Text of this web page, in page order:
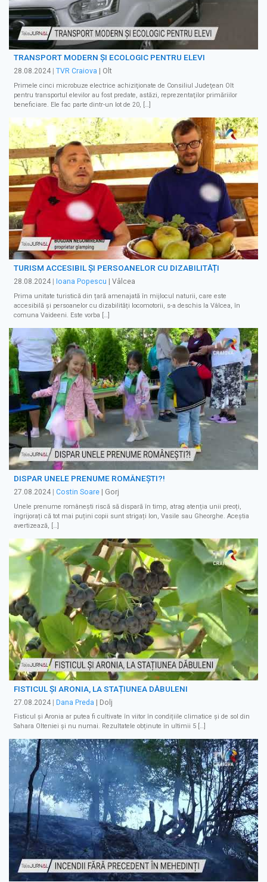
TRANSPORT MODERN ȘI ECOLOGIC PENTRU ELEVI
28.08.2024 TVR Craiova | Olt
Primele cinci microbuze electrice achiziţionate de Consiliul Judeţean Olt
pentru transportul elevilor au fost predate, astăzi, reprezentaţilor primăriilor
beneficiare. Ele fac parte dintr-un lot de 20, […]
TURISM ACCESIBIL ȘI PERSOANELOR CU DIZABILITĂȚI
28.08.2024 Ioana Popescu | Vâlcea
Prima unitate turistică din țară amenajată în mijlocul naturii, care este
accesibilă și persoanelor cu dizabilități locomotorii, s-a deschis la Vâlcea, în
comuna Vaideeni. Este vorba […]
DISPAR UNELE PRENUME ROMÂNEȘTI?!
27.08.2024 | Costin Soare | Gorj
Unele prenume românești riscă să dispară în timp, atrag atenția unii preoți,
îngrijorați că tot mai puțini copii sunt strigați Ion, Vasile sau Gheorghe. Aceștia
avertizează, […]
FISTICUL ȘI ARONIA, LA STAȚIUNEA DĂBULENI
27.08.2024 | Dana Preda | Dolj
Fisticul și Aronia ar putea fi cultivate în viitor în condițiile climatice și de sol din
Sahara Olteniei și nu numai. Rezultatele obținute în ultimii 5 […]